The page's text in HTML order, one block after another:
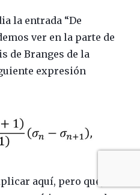
la entrada “De
ver en la parte de
de Branges de la
expresión
aquí, pero que, si